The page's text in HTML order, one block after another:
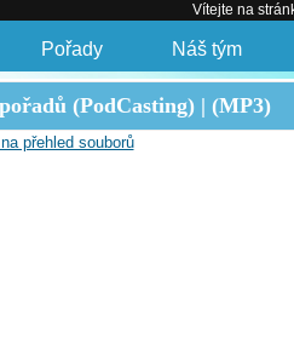
Vítejte na
Pořady Náš tým
(PodCasting) | (MP3)
přehled souborů